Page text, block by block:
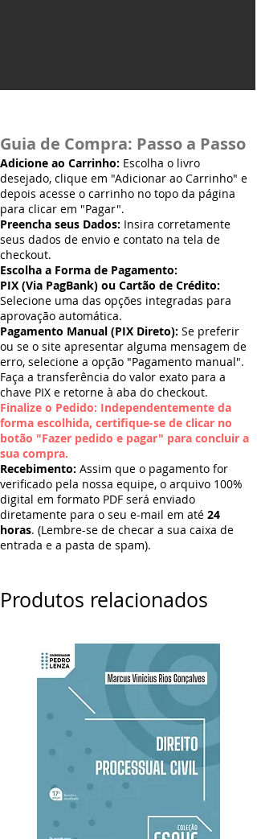
Guia de Compra: Passo a Passo
Adicione ao Carrinho: Escolha o livro
desejado, clique em "Adicionar ao Carrinho" e
depois acesse o carrinho no topo da página
para clicar em "Pagar".
Preencha seus Dados: Insira corretamente
seus dados de envio e contato na tela de
checkout.
Escolha a Forma de Pagamento:
PIX (Via PagBank) ou Cartão de Crédito:
Selecione uma das opções integradas para
aprovação automática.
Pagamento Manual (PIX Direto): Se preferir
ou se o site apresentar alguma mensagem de
erro, selecione a opção "Pagamento manual".
Faça a transferência do valor exato para a
chave PIX e retorne à aba do checkout.
Finalize o Pedido: Independentemente da
forma escolhida, certifique-se de clicar no
botão "Fazer pedido e pagar" para concluir a
sua compra.
Recebimento: Assim que o pagamento for
verificado pela nossa equipe, o arquivo 100%
digital em formato PDF será enviado
diretamente para o seu e-mail em até 24
horas. (Lembre-se de checar a sua caixa de
entrada e a pasta de spam).
Produtos relacionados